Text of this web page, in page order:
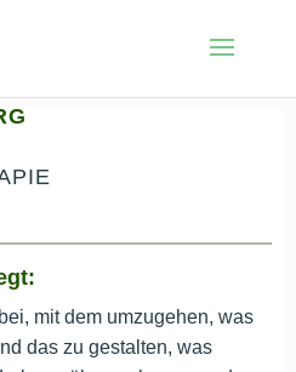
mit dem umzugehen, was
das zu gestalten, was